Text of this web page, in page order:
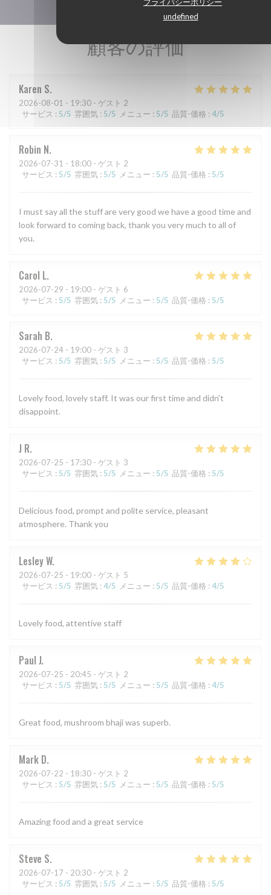
undefined
顧客の評価
Karen S
2026-08-01 - 19:30 - ゲスト 2
サービス : 5/5 雰囲気 : 5/5 メニュー : 5/5 品質-価格 : 4/5
Robin N
2026-07-31 - 18:00 - ゲスト 2
サービス : 5/5 雰囲気 : 5/5 メニュー : 5/5 品質-価格 : 5/5
I must say all the stuff are very good we have a good time and
look forward to coming back, thank you very much to all of
you.
Carol L
2026-07-29 - 19:00 - ゲスト 6
サービス : 5/5 雰囲気 : 5/5 メニュー : 5/5 品質-価格 : 5/5
Sarah B
2026-07-24 - 19:00 - ゲスト 3
サービス : 5/5 雰囲気 : 5/5 メニュー : 5/5 品質-価格 : 5/5
Lovely food, lovely staff. It was our first time and didn't
disappoint.
J R
2026-07-25 - 17:30 - ゲスト 3
サービス : 5/5 雰囲気 : 5/5 メニュー : 5/5 品質-価格 : 5/5
Delicious food, prompt and polite service, pleasant
atmosphere. Thank you
LesleyW
2026-07-25 - 19:00 - ゲスト 5
サービス : 5/5 雰囲気 : 4/5 メニュー : 5/5 品質-価格 : 4/5
Lovely food, attentive staff
Paul J
2026-07-25 - 20:45 - ゲスト 2
サービス : 5/5 雰囲気 : 5/5 メニュー : 5/5 品質-価格 : 4/5
Great food, mushroom bhaji was superb.
Mark D
2026-07-22 - 18:30 - ゲスト 2
サービス : 5/5 雰囲気 : 5/5 メニュー : 5/5 品質-価格 : 5/5
Amazing food and a great service
Steve S
2026-07-17 - 20:30 - ゲスト 2
サービス : 5/5 雰囲気 : 5/5 メニュー : 5/5 品質-価格 : 5/5